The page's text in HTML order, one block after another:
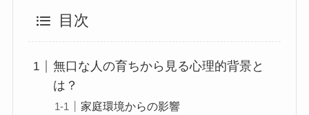
目次
無口な人の育ちから見る心理的背景と
は？
家庭環境からの影響